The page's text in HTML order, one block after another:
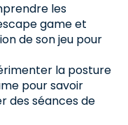
les
game et
de son jeu pour
la posture
pour savoir
des séances de